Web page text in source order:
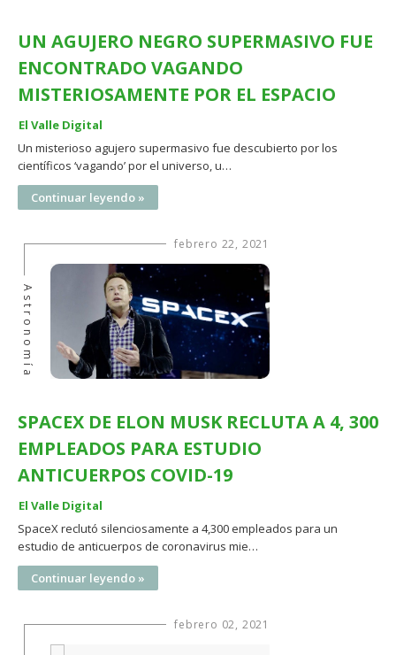
UN AGUJERO NEGRO SUPERMASIVO FUE
ENCONTRADO VAGANDO
MISTERIOSAMENTE POR EL ESPACIO
El Valle Digital
Un misterioso agujero supermasivo fue descubierto por los
científicos ‘vagando’ por el universo, u…
Continuar leyendo »
febrero 22, 2021
Astronomía
SPACEX DE ELON MUSK RECLUTA A 4, 300
EMPLEADOS PARA ESTUDIO
ANTICUERPOS COVID-19
El Valle Digital
SpaceX reclutó silenciosamente a 4,300 empleados para un
estudio de anticuerpos de coronavirus mie…
Continuar leyendo »
febrero 02, 2021